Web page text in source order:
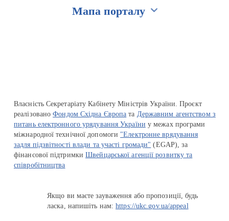
Мапа порталу
Власність Секретаріату Кабінету Міністрів України. Проєкт
реалізованоФондом Східна Європа та Державним агентством з
питань електронного урядування України у межах програми
міжнародної технічної допомоги "Електронне врядування
задля підзвітності влади та участі громади" (EGAP), за
фінансової підтримкиШвейцарської агенції розвитку та
співробітництва
Якщо ви маєте зауваження або пропозиції, будь
ласка, напишіть нам:https://ukc.gov.ua/appeal